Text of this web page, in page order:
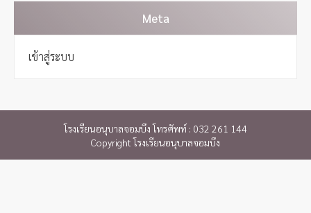
Meta
เข้าสู่ระบบ
โรงเรียนอนุบาลจอมบึง โทรศัพท์ : 032 261 144
Copyright โรงเรียนอนุบาลจอมบึง